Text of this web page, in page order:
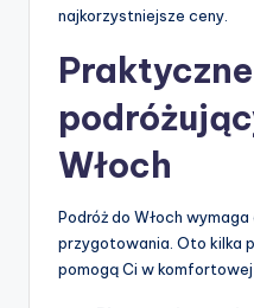
najkorzystniejsze ceny.
Włoch
Podróż do Włoch
przygotowania. Oto kilka
pomogą Ci w